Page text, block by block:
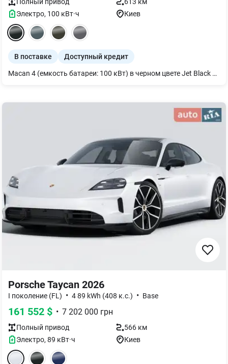
Электро, 100 кВт·ч Киев
В поставке Доступный кредит
Macan 4 (емкость батареи: 100 кВт) в черном цвете Jet Black Metallic с кожаным интерьером черного цвета. Пиковая мощность с Launch Control - 300 кВт / 408 л.с. Ускорение от 0-100 км/ч с Launch Control - 5,2 с. Дополнительное оборудование: - Односкоростная автоматическая коробка передач - Система панорамной крыши - Обозначение модели и логотип "electric" серебристого цвета - Усилитель руля Power steering plus - Адаптивная пневматическая подвеска в сочетании с системой активного регулирования жесткости амортизаторов Porsche (PASM) - Porsche Electric Sport Sound - Герметик для шин и электрический воздушный компрессор - 20-дюймовые диски Macan S - Комфортные передние сиденья (14-позиционные, электропривод) - Подогрев сидений (задние) - Вентиляция сидений (передних) - Подогрев руля - Герб Porsche на передних подголовниках - Пакет акцентов интерьера черного цвета - BOSE® Surround Sound System - Дисплей пассажира - Comfort Access, включая Porsche Digital Key - Автоматическая парковка с обзором 2D Surround View - Ассистент изменения полосы движения
Porsche Taycan 2026
I поколение (FL) • 4 89 kWh (408 к.с.) • Base
161 552 $ • 7 202 000 грн
Полный привод
566 км
Электро, 89 кВт·ч Киев